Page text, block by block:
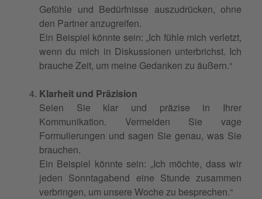
Gefühle und Bedürfnisse auszudrücken, ohne
den Partner anzugreifen.
Ein Beispiel könnte sein: „Ich fühle mich verletzt,
wenn du mich in Diskussionen unterbrichst. Ich
brauche Zeit, um meine Gedanken zu äußern.“
Klarheit und Präzision
Seien Sie klar und präzise in Ihrer
Kommunikation. Vermeiden Sie vage
Formulierungen und sagen Sie genau, was Sie
brauchen.
Ein Beispiel könnte sein: „Ich möchte, dass wir
jeden Sonntagabend eine Stunde zusammen
verbringen, um unsere Woche zu besprechen.“